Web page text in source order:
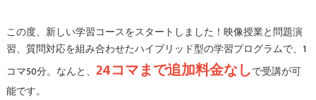
この度、新しい学習コースをスタートしました！映像授業と問題演
習、質問対応を組み合わせたハイブリッド型の学習プログラムで、1
コマ50分。なんと、 24コマまで追加料金なしで受講が可
能です。